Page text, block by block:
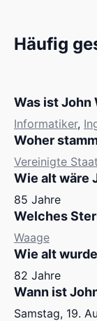
Häufig
Was ist John
Informatiker,
Woher
Vereinigte
Wie alt wäre
85 Jahre
Welches
Waage
Wie alt
82 Jahre
Wann ist
Samstag, 19.